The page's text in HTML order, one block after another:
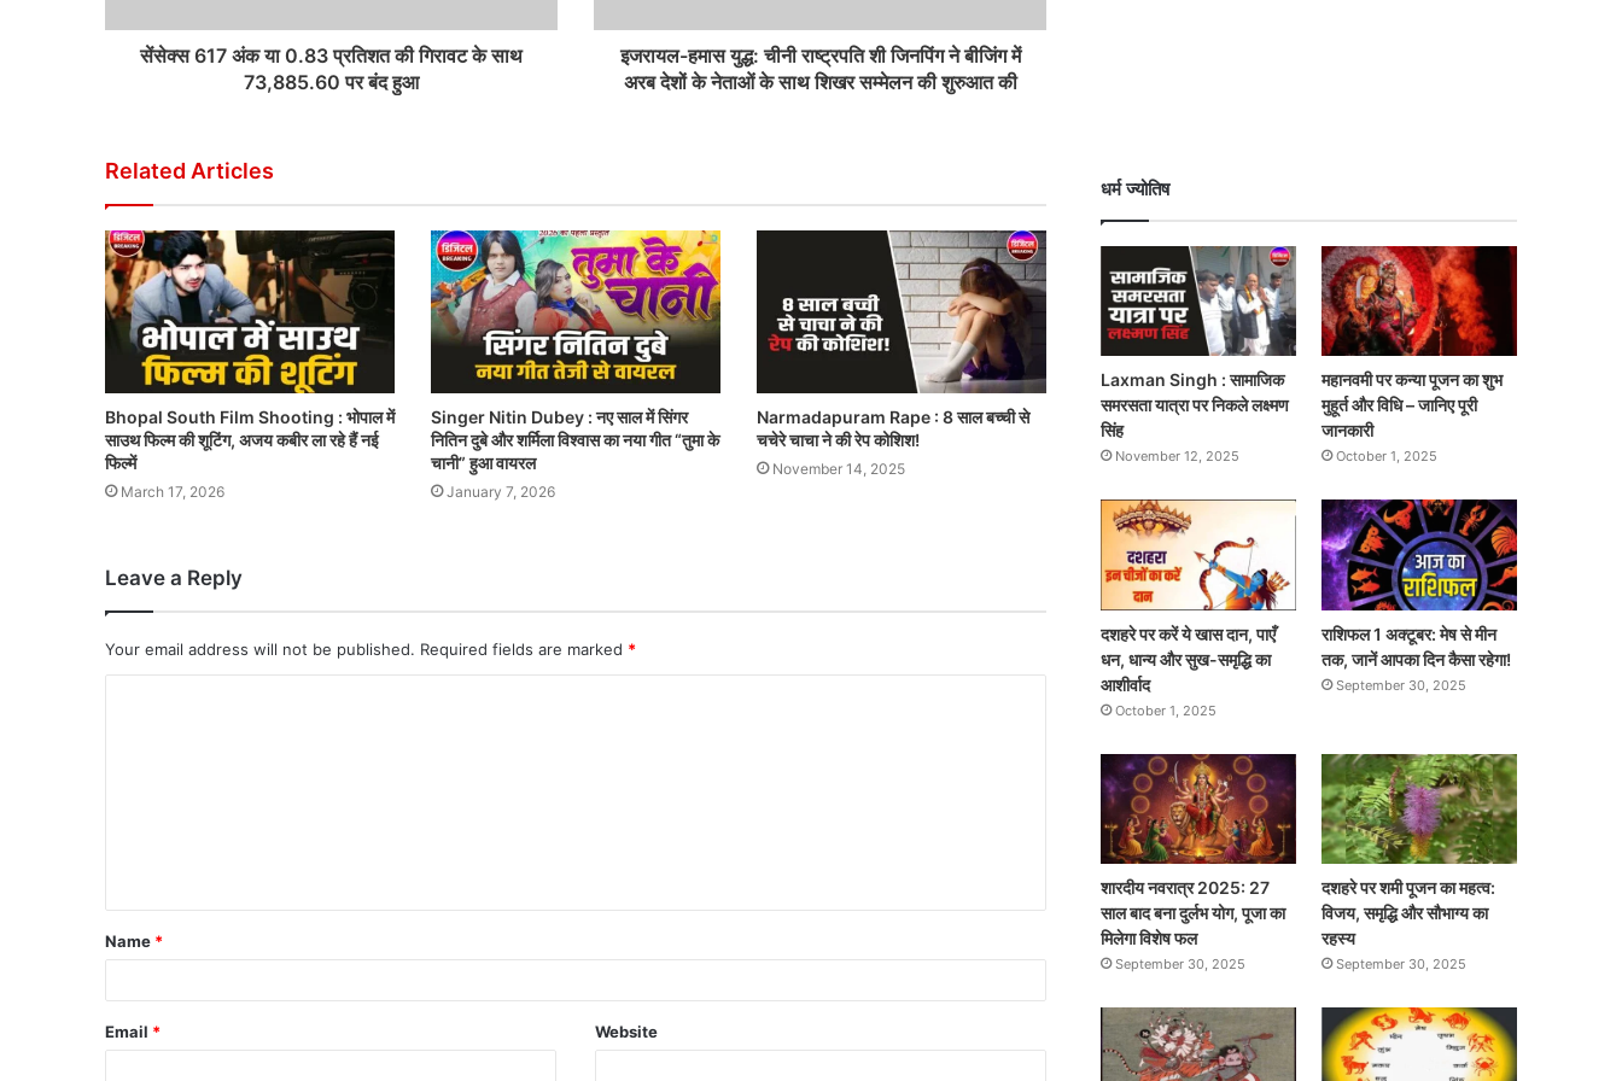
सेंसेक्स 617 अंक या 0.83 प्रतिशत की गिरावट के साथ
73,885.60 पर बंद हुआ
इजरायल-हमास युद्ध: चीनी राष्ट्रपति शी जिनपिंग ने बीजिंग में
अरब देशों के नेताओं के साथ शिखर सम्मेलन की शुरुआत की
Related Articles
Bhopal South Film Shooting : भोपाल में
साउथ फिल्म की शूटिंग, अजय कबीर ला रहे हैं नई
फिल्में
March 17, 2026
Singer Nitin Dubey : नए साल में सिंगर
नितिन दुबे और शर्मिला विश्वास का नया गीत “तुमा के
चानी” हुआ वायरल
January 7, 2026
Narmadapuram Rape : 8 साल बच्ची से
चचेरे चाचा ने की रेप कोशिश!
November 14, 2025
Leave a Reply
Your email address will not be published. Required fields are marked *
Name *
Email * Website
धर्म ज्योतिष
Laxman Singh : सामाजिक
समरसता यात्रा पर निकले लक्ष्मण
सिंह
November 12, 2025
महानवमी पर कन्या पूजन का शुभ
मुहूर्त और विधि – जानिए पूरी
जानकारी
October 1, 2025
दशहरे पर करें ये खास दान, पाएँ
धन, धान्य और सुख-समृद्धि का
आशीर्वाद
October 1, 2025
राशिफल 1 अक्टूबर: मेष से मीन
तक, जानें आपका दिन कैसा रहेगा!
September 30, 2025
शारदीय नवरात्र 2025: 27
साल बाद बना दुर्लभ योग, पूजा का
मिलेगा विशेष फल
September 30, 2025
दशहरे पर शमी पूजन का महत्व:
विजय, समृद्धि और सौभाग्य का
रहस्य
September 30, 2025